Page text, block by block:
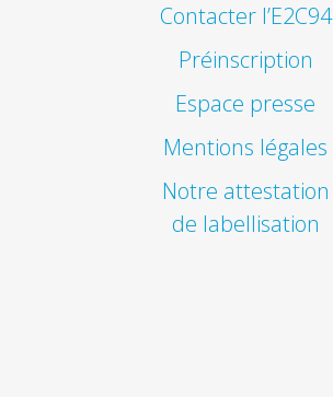
Contacter l’E2C94
Préinscription
Espace presse
Mentions légales
Notre attestation
de labellisation